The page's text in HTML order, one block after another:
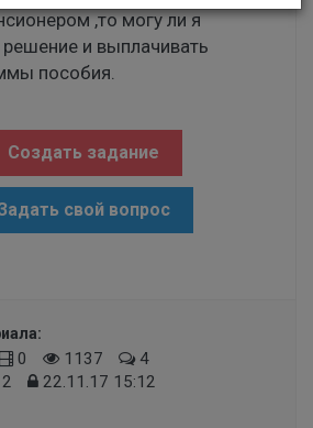
,то могу ли я
и выплачивать
пособия.
Создать задание
свой вопрос
0 1137
4
22.11.17 15:12